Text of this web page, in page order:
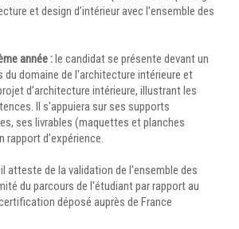
et design d’intérieur avec l’ensemble des
année :le candidat se présente devant un
du domaine de l'architecture intérieure et
d’architecture intérieure, illustrant les
Il s'appuiera sur ses supports
ses livrables (maquettes et planches
rapport d’expérience.
il atteste de la validation de l'ensemble des
du parcours de l'étudiant par rapport au
déposé auprès de France